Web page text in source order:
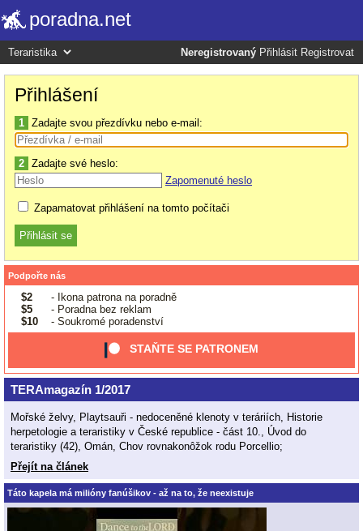
poradna.net
Neregistrovaný Přihlásit Registrovat
Přihlášení
1 Zadajte svou přezdívku nebo e-mail:
2 Zadajte své heslo:
Zapomenuté heslo
Zapamatovat přihlášení na tomto počítači
Podpořte nás
$2
- Ikona patrona na poradně
$5
- Poradna bez reklam
$10
- Soukromé poradenství
STAŇTE SE PATRONEM
TERAmagazín 1/2017
Mořské želvy, Playtsauři - nedoceněné klenoty v teráriích, Historie
herpetologie a teraristiky v České republice - část 10., Úvod do
teraristiky (42), Omán, Chov rovnakonôžok rodu Porcellio;
Přejít na článek
Táto kapela má milióny fanúšikov - až na to, že neexistuje